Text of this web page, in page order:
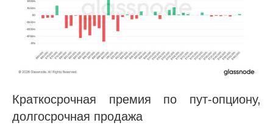
Краткосрочная премия по пут-опциону,
долгосрочная продажа